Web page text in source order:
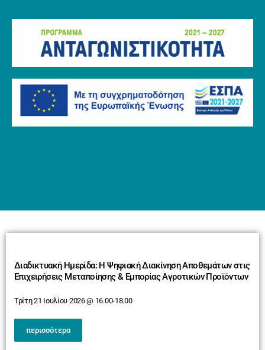
Διαδικτυακή Ημερίδα: Η Ψηφιακή Διακίνηση Αποθεμάτων στις
Επιχειρήσεις Μεταποίησης & Εμπορίας Αγροτικών Προϊόντων
Τρίτη 21 Ιουλίου 2026 @ 16.00-18.00
περισσότερα